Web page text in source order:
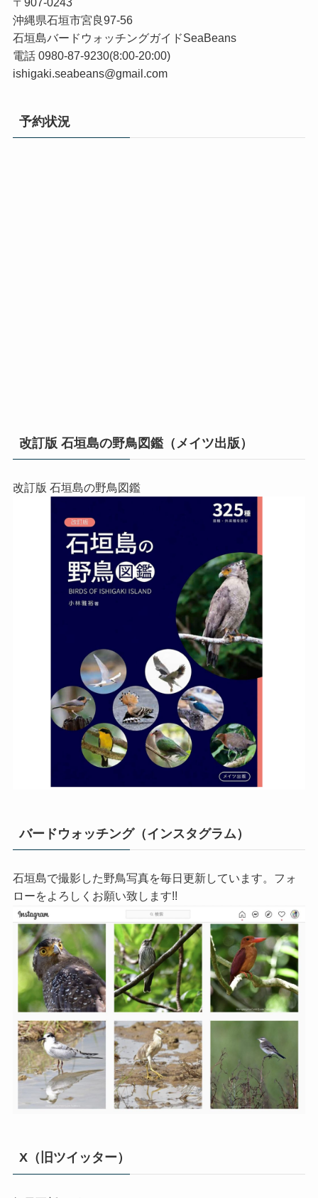
沖縄県石垣市宮良97-56
石垣島バードウォッチングガイドSeaBeans
電話 0980-87-9230(8:00-20:00)
ishigaki.seabeans@gmail.com
予約状況
改訂版 石垣島の野鳥図鑑（メイツ出版）
改訂版 石垣島の野鳥図鑑
バードウォッチング（インスタグラム）
石垣島で撮影した野鳥写真を毎日更新しています。フォ
ローをよろしくお願い致します!!
X（旧ツイッター）